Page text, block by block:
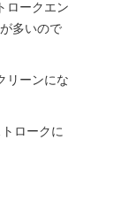
ロークエン
多いので
リーンにな
ロークに